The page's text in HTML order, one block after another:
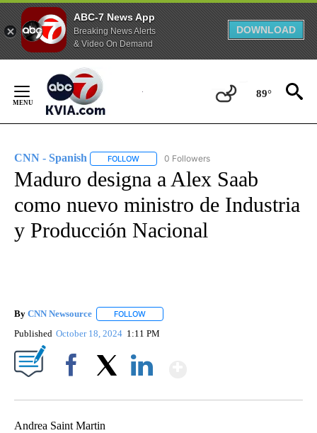
ABC-7 News App
Breaking News Alerts
& Video On Demand
DOWNLOAD
Content
89°
CNN - Spanish FOLLOW FOLLOW "CNN - SPANISH" TO RECEIVE
0 Followers
Maduro designa a Alex Saab
como nuevo ministro de Industria
y Producción Nacional
By CNN Newsource FOLLOW
Published October 18, 2024 1:11 PM
Andrea Saint Martin